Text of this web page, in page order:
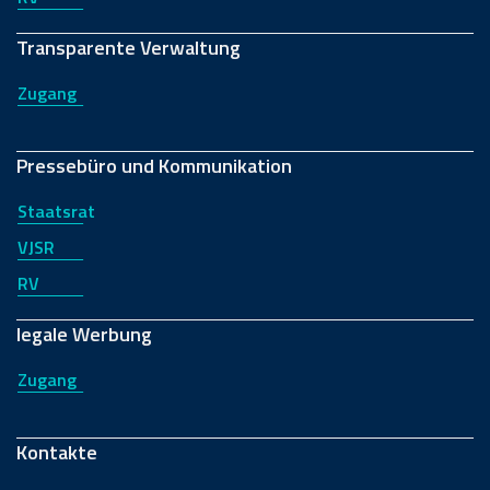
Transparente Verwaltung
Zugang
Pressebüro und Kommunikation
Staatsrat
VJSR
RV
legale Werbung
Zugang
Kontakte